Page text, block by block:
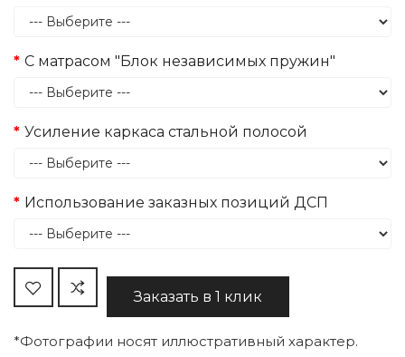
С матрасом "Блок независимых пружин"
Усиление каркаса стальной полосой
Использование заказных позиций ДСП
Заказать в 1 клик
*Фотографии носят иллюстративный характер.